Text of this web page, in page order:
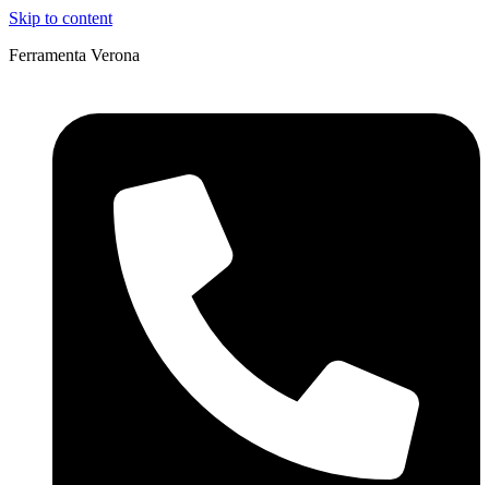
Skip to content
Ferramenta Verona